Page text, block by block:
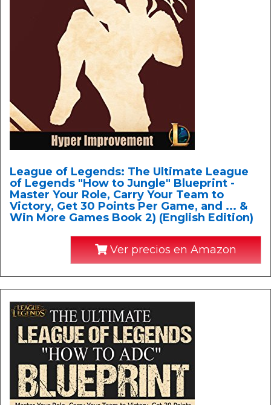
League of Legends: The Ultimate League
of Legends "How to Jungle" Blueprint -
Master Your Role, Carry Your Team to
Victory, Get 30 Points Per Game, and ... &
Win More Games Book 2) (English Edition)
Ver precios en Amazon